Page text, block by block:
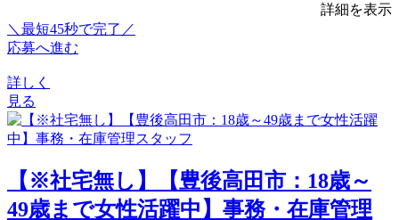
詳細を表示
＼最短45秒で完了／
応募へ進む
詳しく
見る
【※社宅無し】【豊後高田市：18歳～
49歳まで女性活躍中】事務・在庫管理